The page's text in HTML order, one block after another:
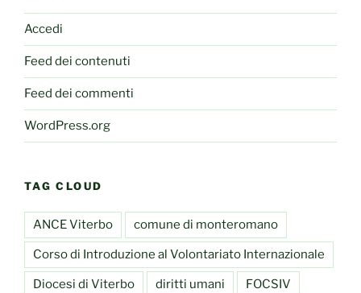
Accedi
Feed dei contenuti
Feed dei commenti
WordPress.org
TAG CLOUD
ANCE Viterbo comune di monteromano
Corso di Introduzione al Volontariato Internazionale
Diocesi di Viterbo diritti umani FOCSIV